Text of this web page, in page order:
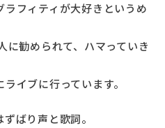
フィティが大好きというめ
に勧められて、ハマっていき
イブに行っています。
ばり声と歌詞。